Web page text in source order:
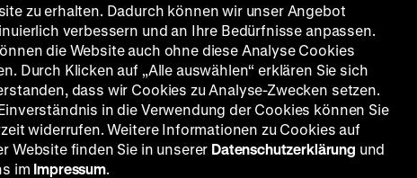
zu erhalten. Dadurch können wir unser Angebot
verbessern und an Ihre Bedürfnisse anpassen.
die Website auch ohne diese Analyse Cookies
Durch Klicken auf „Alle auswählen“ erklären Sie sich
dass wir Cookies zu Analyse-Zwecken setzen.
in die Verwendung der Cookies können Sie
widerrufen. Weitere Informationen zu Cookies auf
Website finden Sie in unserer Datenschutzerklärung und
im Impressum.